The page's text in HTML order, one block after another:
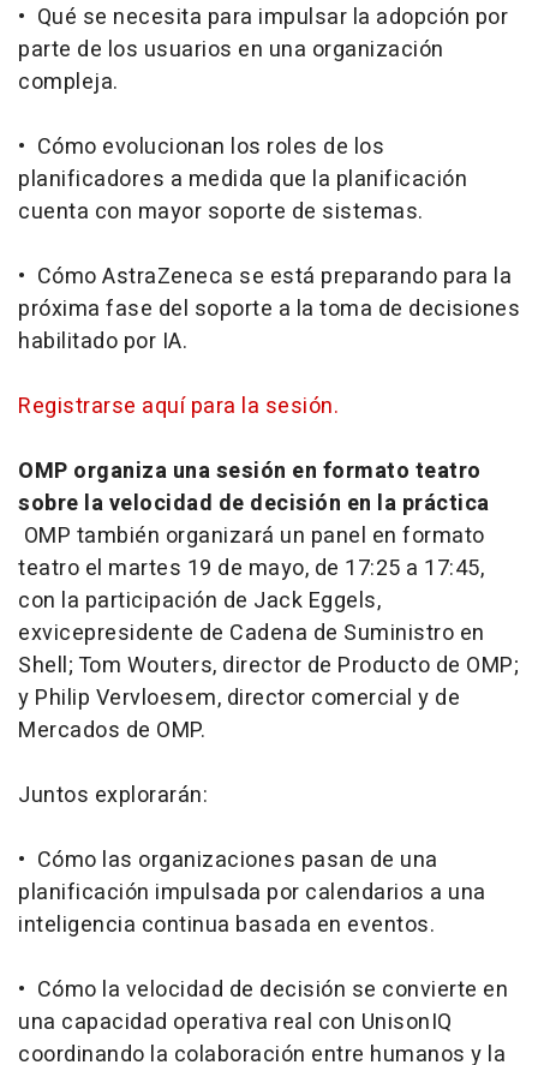
• Qué se necesita para impulsar la adopción por
parte de los usuarios en una organización
compleja.
• Cómo evolucionan los roles de los
planificadores a medida que la planificación
cuenta con mayor soporte de sistemas.
• Cómo AstraZeneca se está preparando para la
próxima fase del soporte a la toma de decisiones
habilitado por IA.
Registrarse aquí para la sesión.
OMP organiza una sesión en formato teatro
sobre la velocidad de decisión en la práctica
OMP también organizará un panel en formato
teatro el martes 19 de mayo, de 17:25 a 17:45,
con la participación de Jack Eggels,
exvicepresidente de Cadena de Suministro en
Shell; Tom Wouters, director de Producto de OMP;
y Philip Vervloesem, director comercial y de
Mercados de OMP.
Juntos explorarán:
• Cómo las organizaciones pasan de una
planificación impulsada por calendarios a una
inteligencia continua basada en eventos.
• Cómo la velocidad de decisión se convierte en
una capacidad operativa real con UnisonIQ
coordinando la colaboración entre humanos y la